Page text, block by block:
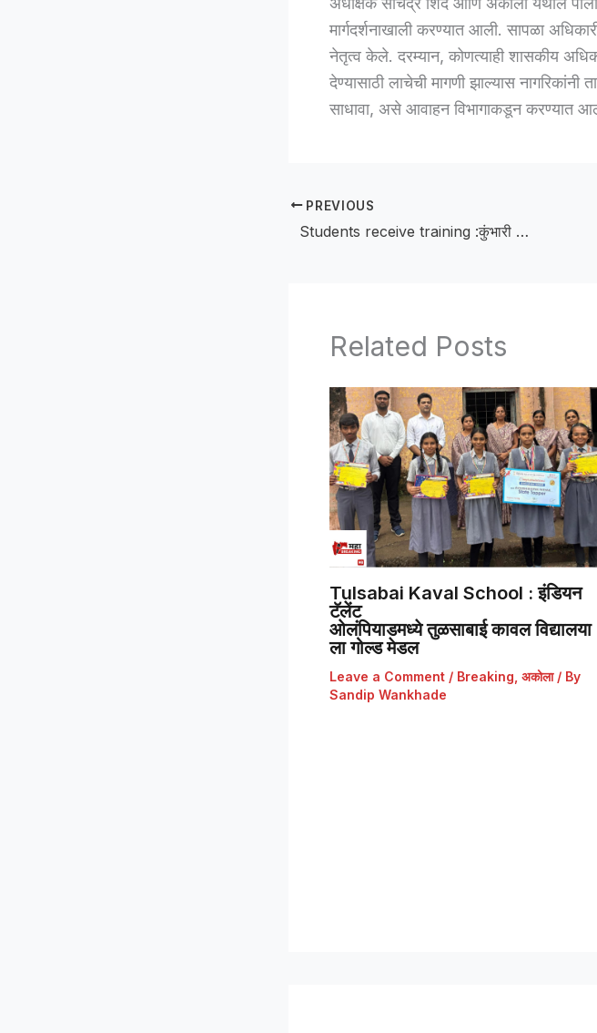
मार्गदर्शनाखाली करण्यात आली. सापळा
नेतृत्व केले. दरम्यान, कोणत्याही शासकीय
देण्यासाठी लाचेची मागणी झाल्यास
साधावा, असे आवाहन विभागाकडून करण्यात
PREVIOUS
Students receive training :कुंभारी येथील ग्रीष्मकालीन शिबिरात विद्यार्थ्यांना विविध खेळांचे प्रशिक्षण
Related Posts
Tulsabai Kaval School : इंडियन
टॅलेंट
ओलंपियाडमध्ये तुळसाबाई कावल विद्यालया
ला गोल्ड मेडल
Leave a Comment / Breaking अकोला/ By
Sandip Wankhade